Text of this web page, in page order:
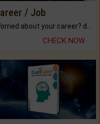
/ Job
Worried about your career? don't know what is.
CHECK NOW